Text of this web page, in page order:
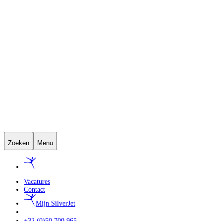
Zoeken Menu
Vacatures
Contact
Mijn SilverJet